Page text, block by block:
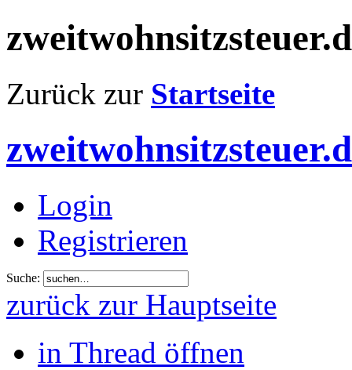
Zurück zur Startseite
Login
Registrieren
Suche:
zurück zur Hauptseite
in Thread öffnen